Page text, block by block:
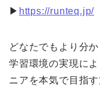
▶ https://runteq.jp/
どなたでもより分
学習環境の実現に
ニアを本気で目指